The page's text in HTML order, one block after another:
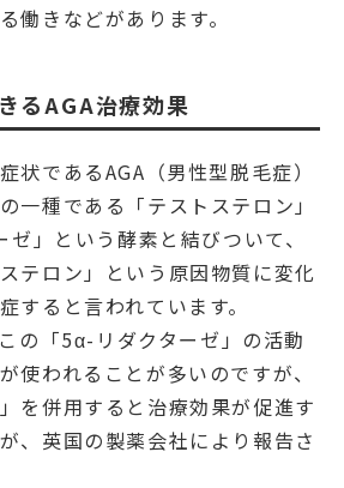
働きなどがあります。
るAGA治療効果
状であるAGA（男性型脱毛症）
一種である「テストステロン」
」という酵素と結びついて、
テロン」という原因物質に変化
すると言われています。
の「5α-リダクターゼ」の活動
使われることが多いのですが、
を併用すると治療効果が促進す
、英国の製薬会社により報告さ